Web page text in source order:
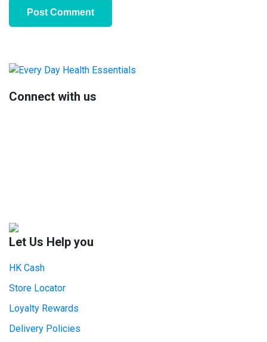
Primary
Sidebar
Connect with us
Let Us Help you
HK Cash
Store Locator
Loyalty Rewards
Delivery Policies